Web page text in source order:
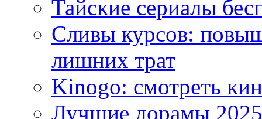
Тайские сериалы
Сливы курсов:
лишних трат
Kinogo: смотреть
Лучшие дорамы